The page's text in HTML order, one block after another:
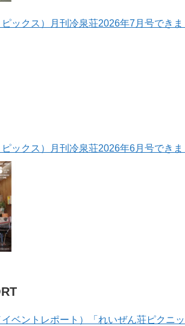
ピックス）月刊冷泉荘2026年7月号でき
ピックス）月刊冷泉荘2026年6月号でき
イベントレポート）「れいぜん荘ピクニ